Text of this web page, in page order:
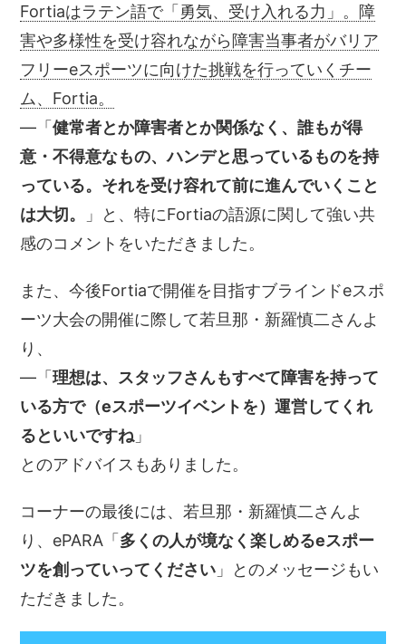
Fortiaはラテン語で「勇気、受け入れる力」。障
害や多様性を受け容れながら障害当事者がバリア
フリーeスポーツに向けた挑戦を行っていくチー
ム、Fortia。
―「健常者とか障害者とか関係なく、誰もが得
意・不得意なもの、ハンデと思っているものを持
っている。それを受け容れて前に進んでいくこと
は大切。
」と、特にFortiaの語源に関して強い共
感のコメントをいただきました。
また、今後Fortiaで開催を目指すブラインドeスポ
ーツ大会の開催に際して若旦那・新羅慎二さんよ
り、
―「理想は、スタッフさんもすべて障害を持って
いる方で（eスポーツイベントを）運営してくれ
るといいですね 」
とのアドバイスもありました。
コーナーの最後には、若旦那・新羅慎二さんよ
り、ePARA「多くの人が境なく楽しめるeスポー
ツを創っていってください 」とのメッセージもい
ただきました。